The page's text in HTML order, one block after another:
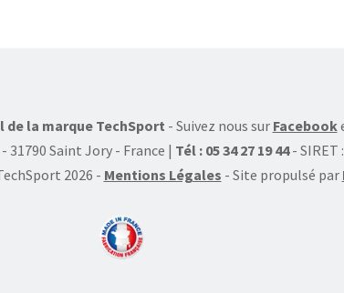
la marque TechSport - Suivez nous sur Facebook
31790 Saint Jory - France | Tél : 05 34 27 19 44- SIRET
2026 - Mentions Légales - Site propulsé par